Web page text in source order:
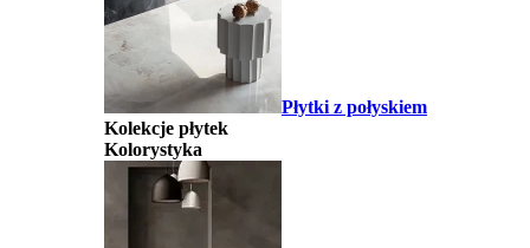
Płytki z połyskiem
Kolekcje płytek
Kolorystyka